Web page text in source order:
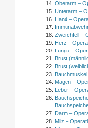
Oberarm –
Unterarm –
Hand –
Zwerchfell –
Herz –
Lunge –
Brust
Brust
Magen –
Leber –
Darm –
Milz –